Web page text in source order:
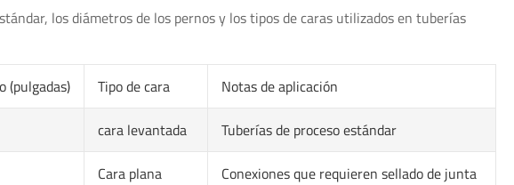
los diámetros de los pernos y los tipos de caras utilizados en tuberías
(pulgadas) Tipo de cara Notas de aplicación
cara levantada Tuberías de proceso estándar
Cara plana Conexiones que requieren sellado de junta